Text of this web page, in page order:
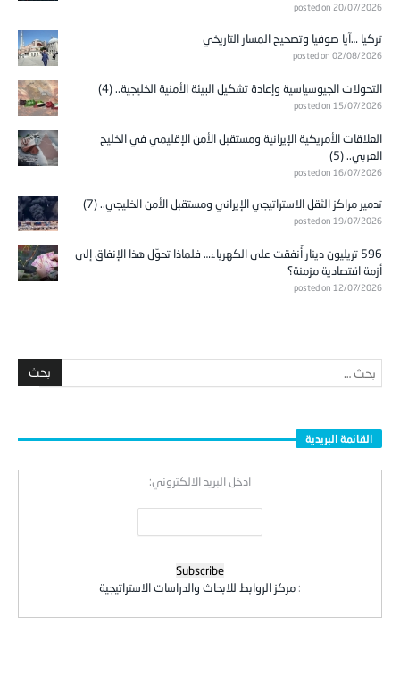
posted on 20/07/2026
تركيا …آيا صوفيا وتصحيح المسار التاريخي
posted on 02/08/2026
التحولات الجيوسياسية وإعادة تشكيل البيئة الأمنية الخليجية.. (4)
posted on 15/07/2026
العلاقات الأمريكية الإيرانية ومستقبل الأمن الإقليمي في الخليج
العربي.. (5)
posted on 16/07/2026
تدمير مراكز الثقل الاستراتيجي الإيراني ومستقبل الأمن الخليجي.. (7)
posted on 19/07/2026
596 تريليون دينار أُنفقت على الكهرباء… فلماذا تحوّل هذا الإنفاق إلى
أزمة اقتصادية مزمنة؟
posted on 12/07/2026
القائمة البريدية
ادخل البريد الالكتروني:
: مركز الروابط للابحاث والدراسات الاستراتيجية